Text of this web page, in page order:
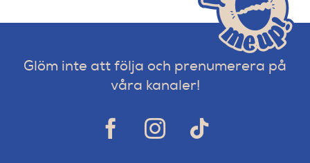
Glöm inte att följa och prenumerera på
våra kanaler!